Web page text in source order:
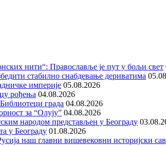
нити“: Православље је пут у бољи свет
стабилно снабдевање дериватима
империје 05.08.2026
рођења 04.08.2026
града 04.08.2026
за “Олују” 04.08.2026
народом представљен у Београду
у Београду 01.08.2026
наш главни вишевековни историјски